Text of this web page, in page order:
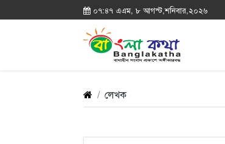
০৭:৪৭ এএম, ৮ আগস্ট,শনিবার,২০২৬
লেখক